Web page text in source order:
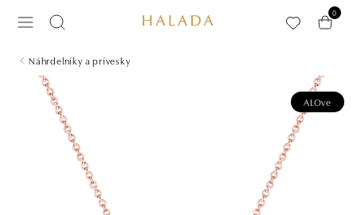
0
Náhrdelníky a prívesky
ALOve